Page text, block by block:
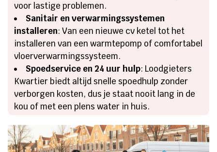
voor lastige problemen.
Sanitair en verwarmingssystemen
installeren: Van een nieuwe cv ketel tot het
installeren van een warmtepomp of comfortabel
vloerverwarmingssysteem.
Spoedservice en 24 uur hulp: Loodgieters
Kwartier biedt altijd snelle spoedhulp zonder
verborgen kosten, dus je staat nooit lang in de
kou of met een plens water in huis.